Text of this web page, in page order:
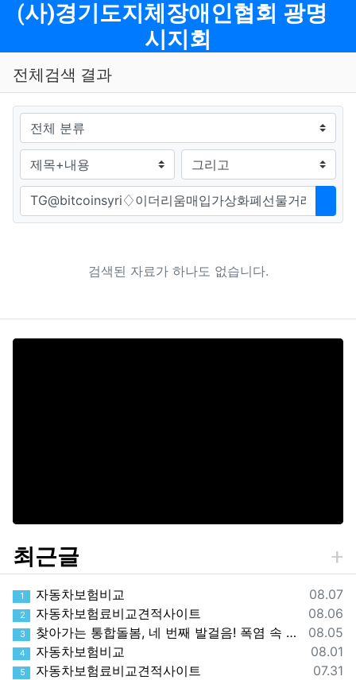
메뉴
(사)경기도지체장애인협회 광명
시지회
전체검색 결과
그룹
검색조건 검색방법
검색어
검
검색된 자료가 하나도 없습니다.
최근글
등록일
08.07
1
자동차보험비교
등록일
08.06
2
자동차보험료비교견적사이트
등록일
08.05
3
찾아가는 통합돌봄, 네 번째 발걸음! 폭염 속 가장 먼저 찾아간 따뜻한 안부
등록일
08.01
4
자동차보험비교
등록일
07.31
5
자동차보험료비교견적사이트